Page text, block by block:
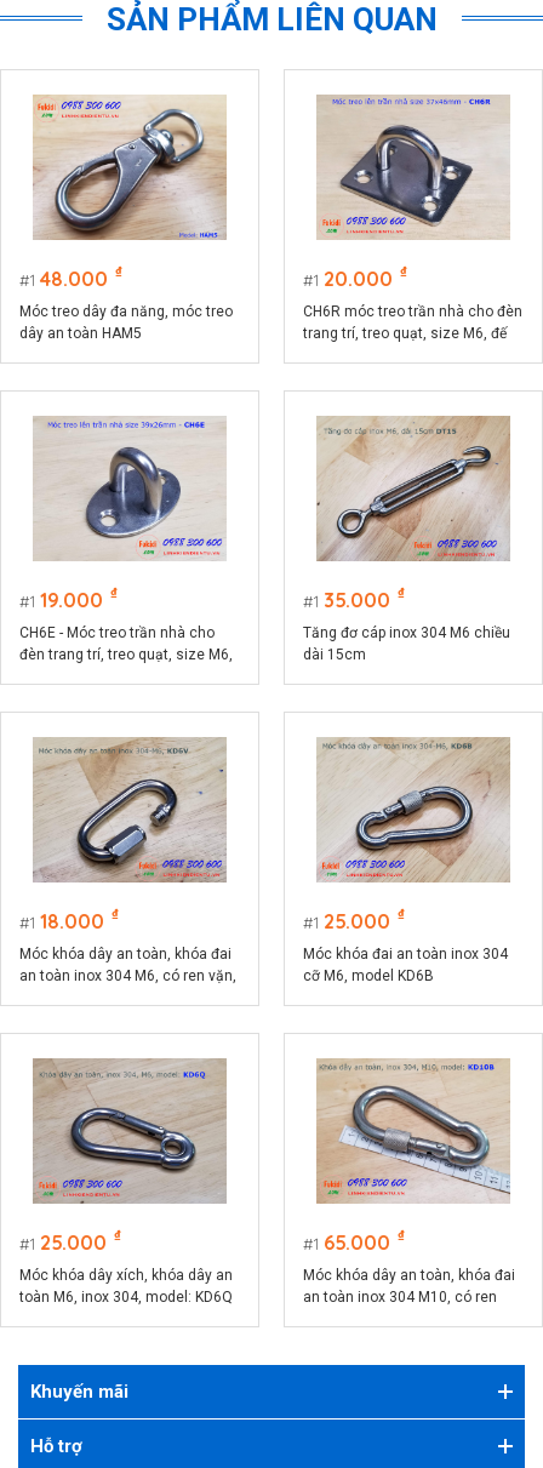
SẢN PHẨM LIÊN QUAN
1 48.000 ₫
Móc treo dây đa năng, móc treo
dây an toàn HAM5
1 20.000 ₫
CH6R móc treo trần nhà cho đèn
trang trí, treo quạt, size M6, đế
1 19.000 ₫
CH6E - Móc treo trần nhà cho
đèn trang trí, treo quạt, size M6,
1 35.000 ₫
Tăng đơ cáp inox 304 M6 chiều
dài 15cm
1 18.000 ₫
Móc khóa dây an toàn, khóa đai
an toàn inox 304 M6, có ren vặn,
1 25.000 ₫
Móc khóa đai an toàn inox 304
cỡ M6, model KD6B
1 25.000 ₫
Móc khóa dây xích, khóa dây an
toàn M6, inox 304, model: KD6Q
1 65.000 ₫
Móc khóa dây an toàn, khóa đai
an toàn inox 304 M10, có ren
Khuyến mãi
Hỗ trợ